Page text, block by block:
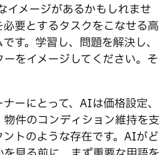
イメージがあるかもしれませ
要とするタスクをこなせる高
す。学習し、問題を解決し、
をイメージしてください。そ
ーにとって、AIは価格設定、
件のコンディション維持を支
トのような存在です。AIがど